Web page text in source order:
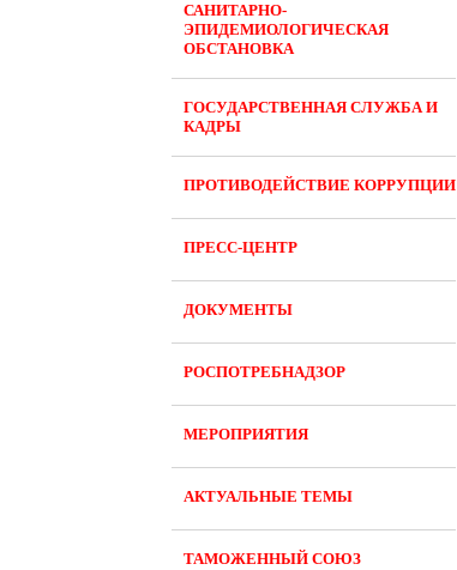
САНИТАРНО-
ЭПИДЕМИОЛОГИЧЕСКАЯ
ОБСТАНОВКА
ГОСУДАРСТВЕННАЯ СЛУЖБА И
КАДРЫ
ПРОТИВОДЕЙСТВИЕ КОРРУПЦИИ
ПРЕСС-ЦЕНТР
ДОКУМЕНТЫ
РОСПОТРЕБНАДЗОР
МЕРОПРИЯТИЯ
АКТУАЛЬНЫЕ ТЕМЫ
ТАМОЖЕННЫЙ СОЮЗ